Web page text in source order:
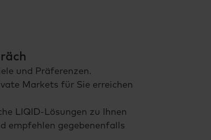
und Präferenzen.
Markets für Sie erreichen
LIQID-Lösungen zu Ihnen
empfehlen gegebenenfalls